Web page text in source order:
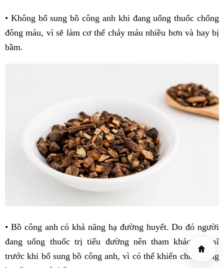
• Không bổ sung bồ công anh khi đang uống thuốc chống
đông máu, vì sẽ làm cơ thể chảy máu nhiều hơn và hay bị
bầm.
• Bồ công anh có khả năng hạ đường huyết. Do đó người
đang uống thuốc trị tiểu đường nên tham khảo bác sĩ
trước khi bổ sung bồ công anh, vì có thể khiến cho đường